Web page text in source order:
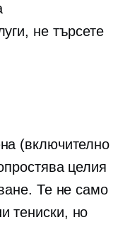
не търсете
(включително
целия
Те не само
тениски, но